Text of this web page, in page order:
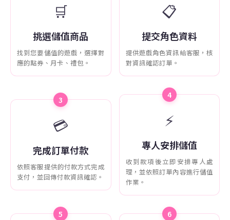
🛒
挑選儲值商品
找到您要儲值的遊戲，選擇對
應的點券、月卡、禮包。
📋
提交角色資料
提供遊戲角色資訊給客服，核
對資訊確認訂單。
3
💳
完成訂單付款
依照客服提供的付款方式完成
支付，並回傳付款資訊確認。
4
⚡
專人安排儲值
收到款項後立即安排專人處
理，並依照訂單內容進行儲值
作業。
5 6